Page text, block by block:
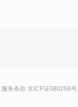
服务条款 京ICP证080268号